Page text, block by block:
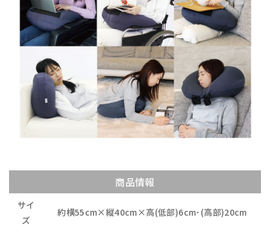
商品情報
サイ
ズ
約横55cm×縦40cm×高(低部)6cm･(高部)20cm